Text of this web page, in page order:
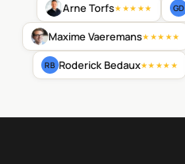
Arne Torfs★★★★★ GD
Maxime Vaeremans★★★★★
RB Roderick Bedaux★★★★★